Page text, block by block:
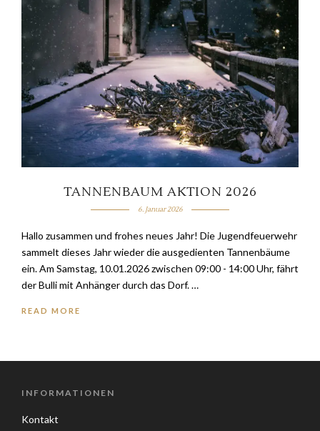
TANNENBAUM AKTION 2026
6. Januar 2026
Hallo zusammen und frohes neues Jahr! Die Jugendfeuerwehr
sammelt dieses Jahr wieder die ausgedienten Tannenbäume
ein. Am Samstag, 10.01.2026 zwischen 09:00 - 14:00 Uhr, fährt
der Bulli mit Anhänger durch das Dorf. …
READ MORE
INFORMATIONEN
Kontakt